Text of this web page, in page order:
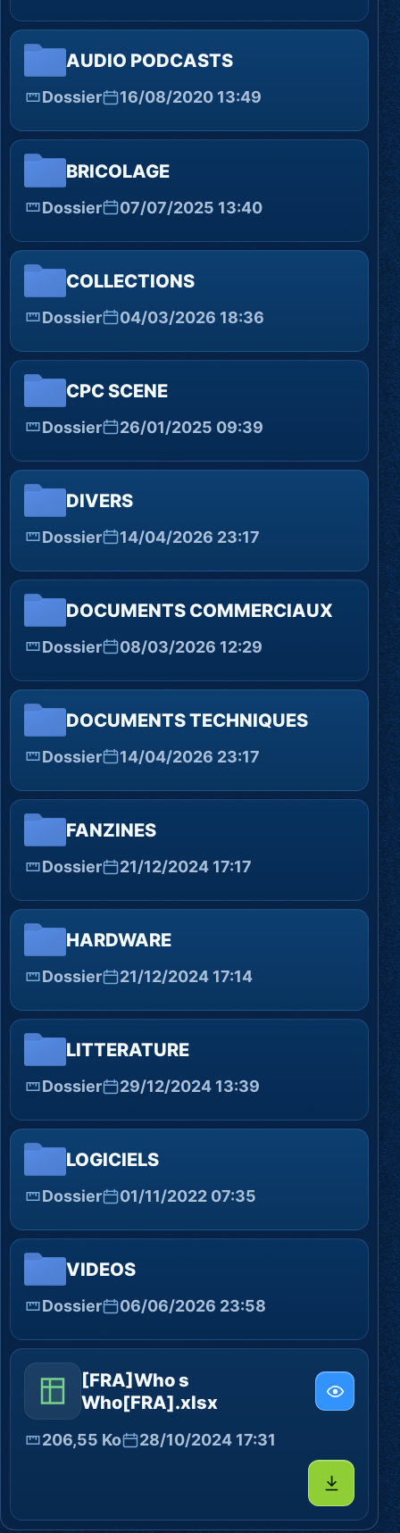
AUDIO PODCASTS
Dossier 16/08/2020 13:49
BRICOLAGE
Dossier 07/07/2025 13:40
COLLECTIONS
Dossier 04/03/2026 18:36
CPC SCENE
Dossier 26/01/2025 09:39
DIVERS
Dossier 14/04/2026 23:17
DOCUMENTS COMMERCIAUX
Dossier 08/03/2026 12:29
DOCUMENTS TECHNIQUES
Dossier 14/04/2026 23:17
FANZINES
Dossier 21/12/2024 17:17
HARDWARE
Dossier 21/12/2024 17:14
LITTERATURE
Dossier 29/12/2024 13:39
LOGICIELS
Dossier 01/11/2022 07:35
VIDEOS
Dossier 06/06/2026 23:58
[FRA]Who s
Who[FRA].xlsx
206,55 Ko 28/10/2024 17:31